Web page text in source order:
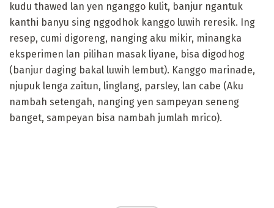
kudu thawed lan yen nganggo kulit, banjur ngantuk
kanthi banyu sing nggodhok kanggo luwih reresik. Ing
resep, cumi digoreng, nanging aku mikir, minangka
eksperimen lan pilihan masak liyane, bisa digodhog
(banjur daging bakal luwih lembut). Kanggo marinade,
njupuk lenga zaitun, linglang, parsley, lan cabe (Aku
nambah setengah, nanging yen sampeyan seneng
banget, sampeyan bisa nambah jumlah mrico).